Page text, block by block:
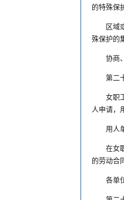
的特殊保
区域
殊保护的
协商
第二
女职
人申请，
用人
在女
的劳动合
各单